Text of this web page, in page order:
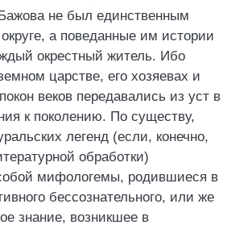
не был единственным
а поведанные им истории
окрестный житель. Ибо
царстве, его хозяевах и
веков передавались из уст в
к поколению. По существу,
легенд (если, конечно,
обработки)
мифологемы, родившиеся в
бессознательного, или же
знание, возникшее в